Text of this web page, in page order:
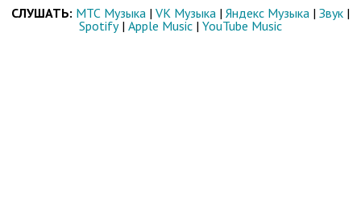
СЛУШАТЬ: МТС Музыка | VK Музыка | Яндекс Музыка | Звук |
Spotify| Apple Music | YouTube Music